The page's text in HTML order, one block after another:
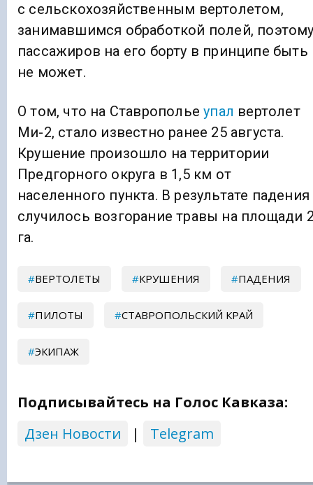
с сельскохозяйственным вертолетом,
занимавшимся обработкой полей,
пассажиров на его борту в принципе быть
не может.
О том, что на Ставропольеупал вертолет
Ми-2, стало известно ранее 25 августа.
Крушение произошло на территории
Предгорного округа в 1,5 км от
населенного пункта. В результате падения
случилось возгорание травы на площади
га.
ВЕРТОЛЕТЫ КРУШЕНИЯ ПАДЕНИЯ
ПИЛОТЫ СТАВРОПОЛЬСКИЙ КРАЙ
ЭКИПАЖ
Подписывайтесь на Голос Кавказа:
Дзен Новости
| Telegram